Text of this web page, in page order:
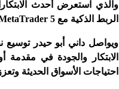
والذي استعرض أحدث
الربط الذكية مع MetaTrader 5 وTelegram.
ويواصل داني أبو حيدر توسيع
الابتكار والجودة في مقدمة
احتياجات الأسواق الحديثة